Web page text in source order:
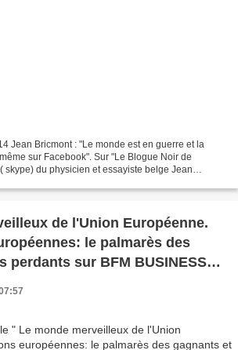
Jean Bricmont : "Le monde est en guerre et la
sur Facebook". Sur "Le Blogue Noir de
skype) du physicien et essayiste belge Jean
de l'Union Européenne.
le palmarès des
perdants sur BFM BUSINESS